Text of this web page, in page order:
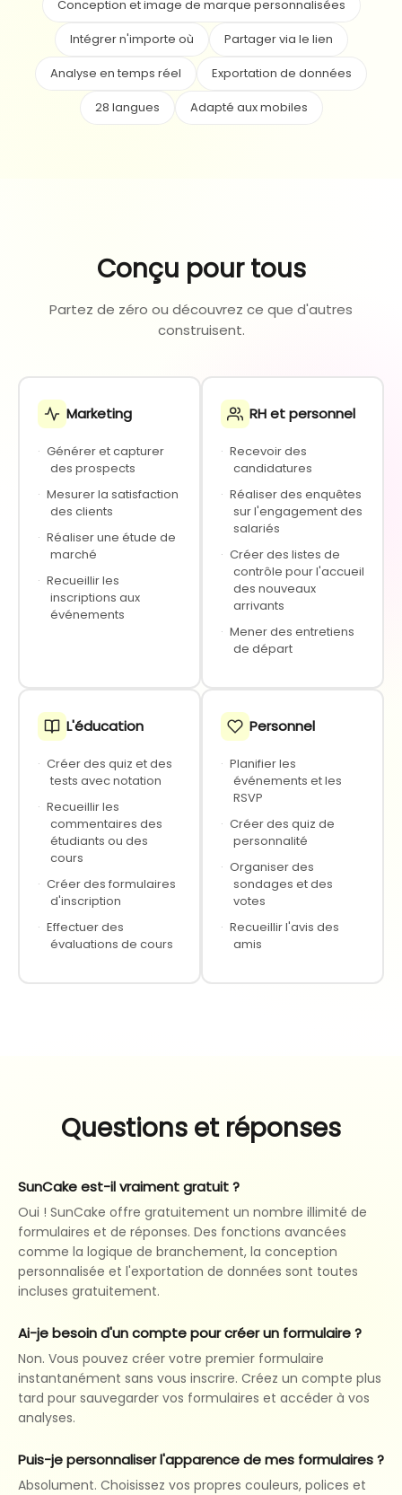
Conception et image de marque personnalisées
Intégrer n'importe où
Partager via le lien
Analyse en temps réel
Exportation de données
28 langues
Adapté aux mobiles
Conçu pour tous
Partez de zéro ou découvrez ce que d'autres
construisent.
Marketing
· Générer et capturer
des prospects
· Mesurer la satisfaction
des clients
· Réaliser une étude de
marché
· Recueillir les
inscriptions aux
événements
RH et personnel
· Recevoir des
candidatures
· Réaliser des enquêtes
sur l'engagement des
salariés
· Créer des listes de
contrôle pour l'accueil
des nouveaux
arrivants
· Mener des entretiens
de départ
L'éducation
· Créer des quiz et des
tests avec notation
· Recueillir les
commentaires des
étudiants ou des
cours
· Créer des formulaires
d'inscription
· Effectuer des
évaluations de cours
Personnel
· Planifier les
événements et les
RSVP
· Créer des quiz de
personnalité
· Organiser des
sondages et des
votes
· Recueillir l'avis des
amis
Questions et réponses
SunCake est-il vraiment gratuit ?
Oui ! SunCake offre gratuitement un nombre illimité de
formulaires et de réponses. Des fonctions avancées
comme la logique de branchement, la conception
personnalisée et l'exportation de données sont toutes
incluses gratuitement.
Ai-je besoin d'un compte pour créer un formulaire ?
Non. Vous pouvez créer votre premier formulaire
instantanément sans vous inscrire. Créez un compte plus
tard pour sauvegarder vos formulaires et accéder à vos
analyses.
Puis-je personnaliser l'apparence de mes formulaires ?
Absolument. Choisissez vos propres couleurs, polices et